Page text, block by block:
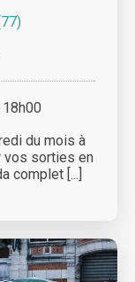
du mois à
vos sorties en
complet [...]